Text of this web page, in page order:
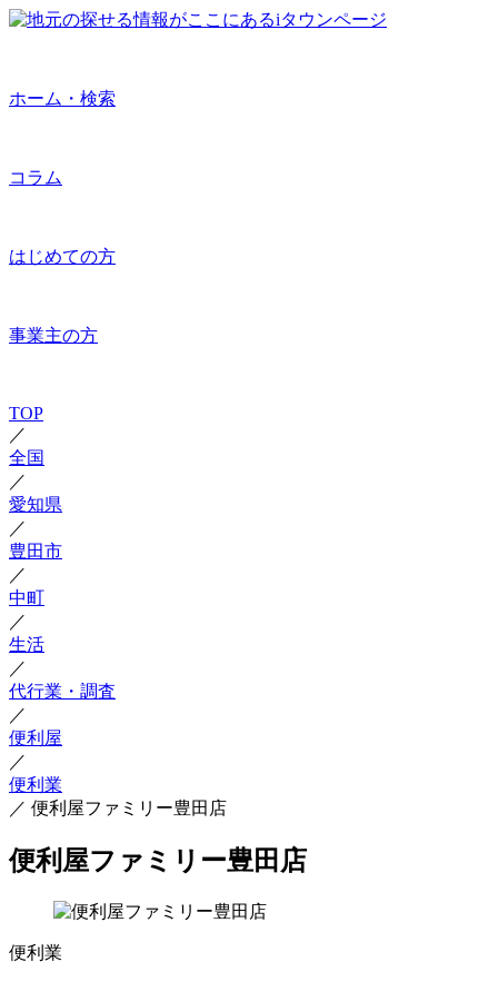
ホーム・検索
コラム
はじめての方
事業主の方
TOP
／
全国
／
愛知県
／
豊田市
／
中町
／
生活
／
代行業・調査
／
便利屋
／
便利業
／ 便利屋ファミリー豊田店
便利屋ファミリー豊田店
便利業